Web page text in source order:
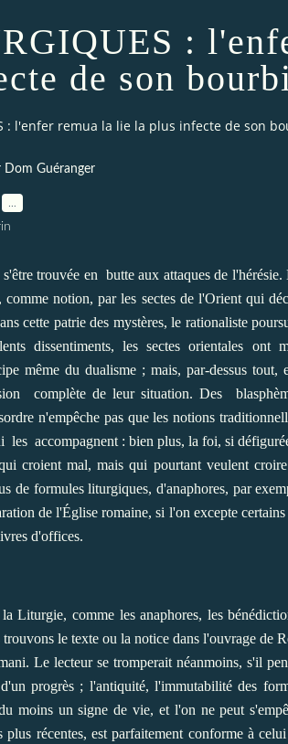
:
de son
: l'enfer remua la lie la plus infecte de son
Dom Guéranger
trouvée en butte aux attaques de l'hérésie.
notion, par les sectes de l'Orient qui
cette patrie des mystères, le rationaliste
dissentiments, les sectes orientales ont
même du dualisme ; mais, par-dessus tout,
complète de leur situation. Des
n'empêche pas que les notions
les accompagnent : bien plus, la foi, si
croient mal, mais qui pourtant veulent
de formules liturgiques, d'anaphores, par
de l'Église romaine, si l'on excepte
d'offices.
Liturgie, comme les anaphores, les
le texte ou la notice dans l'ouvrage de
Le lecteur se tromperait néanmoins, s'il
progrès ; l'antiquité, l'immutabilité des
moins un signe de vie, et l'on ne peut
récentes, est parfaitement conforme à